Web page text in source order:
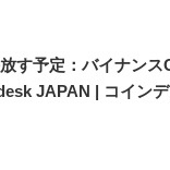
す予定：バイナン
JAPAN | コイン